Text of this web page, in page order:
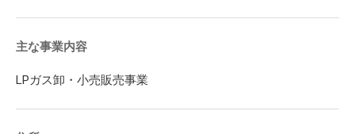
主な事業内容
LPガス卸・小売販売事業